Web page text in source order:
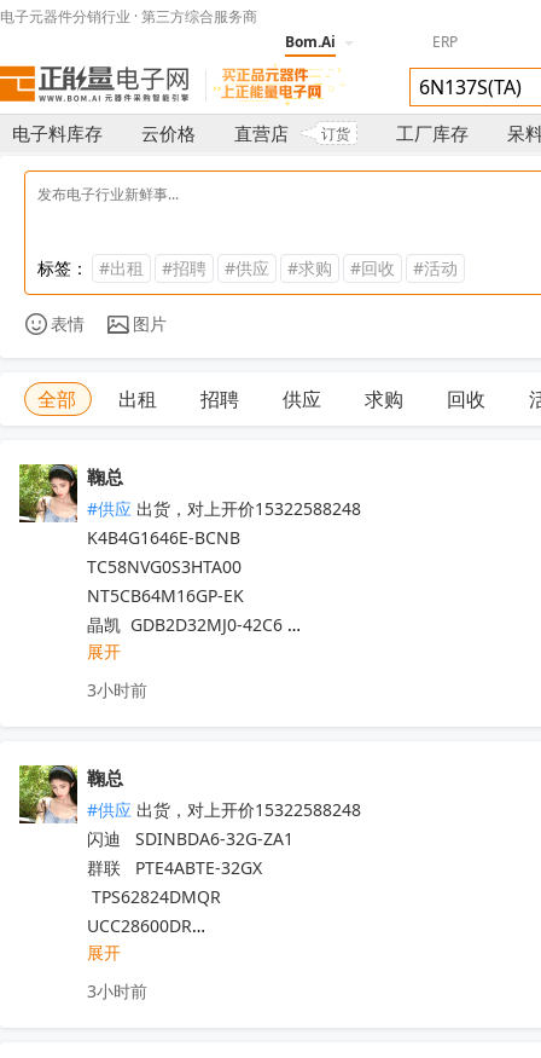
电子元器件分销行业 · 第三方综合服务商
Bom.Ai
ERP
电子料库存 云价格 直营店 订货 工厂库存 呆
标签： #出租 #招聘 #供应 #求购 #回收 #活动
表情 图片
全部 出租 招聘 供应 求购 回收
鞠总
#供应 出货，对上开价15322588248
K4B4G1646E-BCNB
TC58NVG0S3HTA00
NT5CB64M16GP-EK
晶凯  GDB2D32MJ0-42C6
力积 A8XAGH50ABA-PMI
ESMT晶豪  FC51E08SQP1A-2,5BWGE2A
CXDB6CCBM-MA-A
NT5CC64M16GP-EK
群联 PSE6A0SL-08GE
TEMBG101T10-A0S5
TEMCG102T10-A0S5
TEMEG106T10-A0S5
TEMCG105T10-A8S5
展开
3小时前
鞠总
#供应 出货，对上开价15322588248
闪迪   SDINBDA6-32G-ZA1
群联   PTE4ABTE-32GX
TPS62824DMQR
UCC28600DR
AM6231ASGGGAALW
TPS6282518DMQR
展开
3小时前